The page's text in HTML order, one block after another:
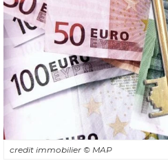
credit immobilier © MAP